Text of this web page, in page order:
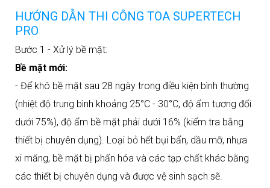
HƯỚNG DẪN THI CÔNG TOA SUPERTECH
PRO
Bước 1 - Xử lý bề mặt:
Bề mặt mới:
- Để khô bề mặt sau 28 ngày trong điều kiện bình thường
(nhiệt độ trung bình khoảng 25°C - 30°C, độ ẩm tương đối
dưới 75%), độ ẩm bề mặt phải dưới 16% (kiểm tra bằng
thiết bị chuyên dụng). Loại bỏ hết bụi bẩn, dầu mỡ, nhựa
xi măng, bề mặt bị phấn hóa và các tạp chất khác bằng
các thiết bị chuyên dụng và được vệ sinh sạch sẽ.